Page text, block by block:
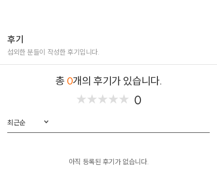
후기
섭외한 분들이 작성한 후기입니다.
총 0개의 후기가 있습니다.
★★★★★
★★★★★ 0
최근순
아직 등록된 후기가 없습니다.